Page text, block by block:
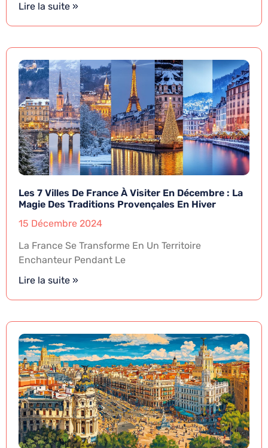
Lire la suite »
Les 7 Villes De France À Visiter En Décembre : La
Magie Des Traditions Provençales En Hiver
15 Décembre 2024
La France Se Transforme En Un Territoire
Enchanteur Pendant Le
Lire la suite »